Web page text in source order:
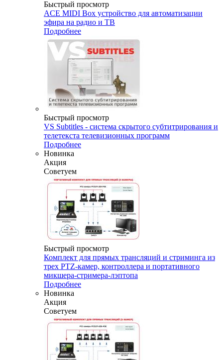
Быстрый просмотр
ACE MIDI Box устройство для автоматизации
эфира на радио и ТВ
Подробнее
Быстрый просмотр
VS Subtitles - система скрытого субтитрирования и
телетекста телевизионных программ
Подробнее
Новинка
Акция
Советуем
Быстрый просмотр
Комплект для прямых трансляций и стриминга из
трех PTZ-камер, контроллера и портативного
микшера-стримера-лэптопа
Подробнее
Новинка
Акция
Советуем